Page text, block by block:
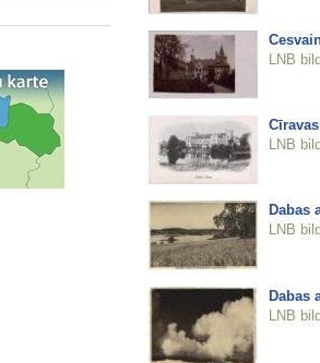
LNB
LNB
Dabas
LNB
Dabas
LNB